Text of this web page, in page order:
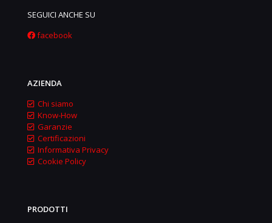
SEGUICI ANCHE SU
facebook
AZIENDA
Chi siamo
Know-How
Garanzie
Certificazioni
Informativa Privacy
Cookie Policy
PRODOTTI